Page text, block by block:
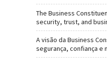
The Business
security, trust, and
A visão da Business
segurança, confiança e